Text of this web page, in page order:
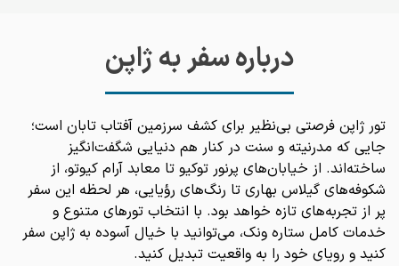
درباره سفر به ژاپن
تور ژاپن فرصتی بی‌نظیر برای کشف سرزمین آفتاب تابان است؛
جایی که مدرنیته و سنت در کنار هم دنیایی شگفت‌انگیز
ساخته‌اند. از خیابان‌های پرنور توکیو تا معابد آرام کیوتو، از
شکوفه‌های گیلاس بهاری تا رنگ‌های رؤیایی، هر لحظه این سفر
پر از تجربه‌های تازه خواهد بود. با انتخاب تورهای متنوع و
خدمات کامل ستاره ونک، می‌توانید با خیال آسوده به ژاپن سفر
کنید و رویای خود را به واقعیت تبدیل کنید.